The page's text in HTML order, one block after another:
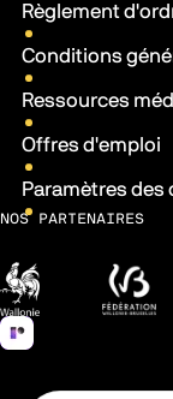
Règlement
Conditions
Ressources
Offres d'emploi
Paramètres des
NOS PARTENAIRES
Wallonie